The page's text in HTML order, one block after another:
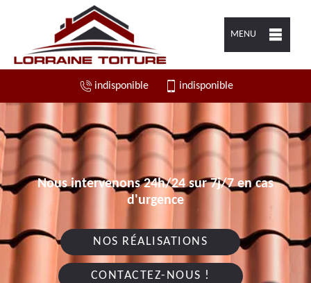
MENU
indisponible indisponible
Nous intervenons 24h/24 sur 7j/7 en cas
d'urgence
NOS RÉALISATIONS
CONTACTEZ-NOUS !